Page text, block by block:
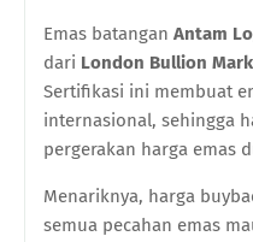
Emas batangan Antam
dari London Bullion
Sertifikasi ini membuat
internasional, sehingga
pergerakan harga emas
Menariknya, harga
semua pecahan emas